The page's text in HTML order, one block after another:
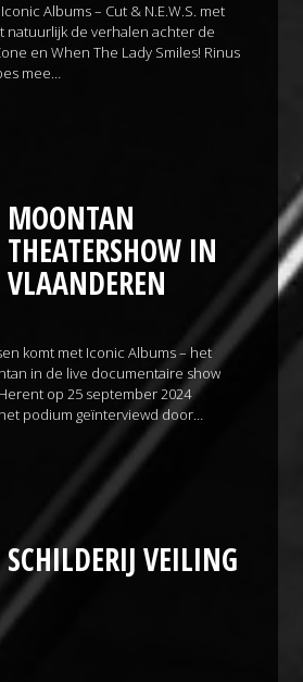
Albums – Cut & N.E.W.S. met
natuurlijk de verhalen achter de
en When The Lady Smiles! Rinus
mee…
MOONTAN
THEATERSHOW IN
VLAANDEREN
komt met Iconic Albums – het
in de live documentaire show
op 25 september 2024
podium geïnter­viewd door…
SCHILDERIJ VEILING